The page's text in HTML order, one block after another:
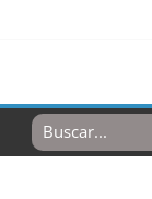
Resultados
Para: